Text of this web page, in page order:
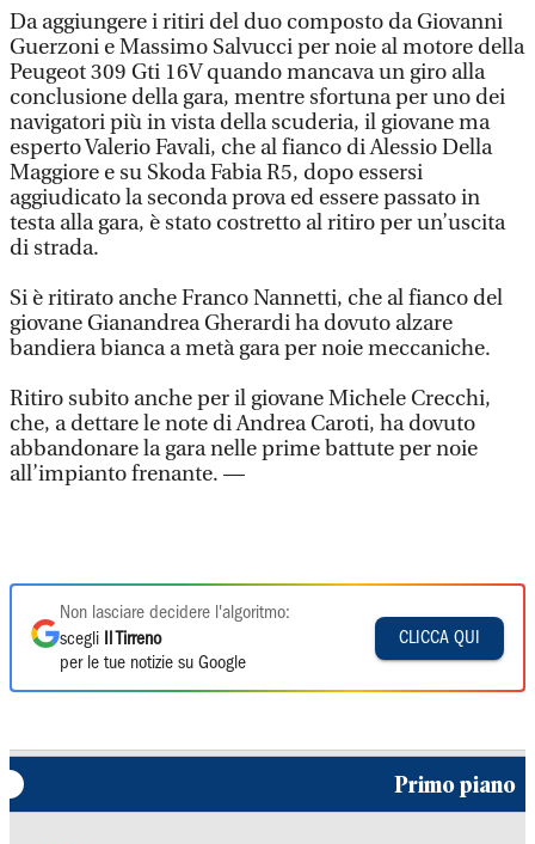
Da aggiungere i ritiri del duo composto da Giovanni
Guerzoni e Massimo Salvucci per noie al motore della
Peugeot 309 Gti 16V quando mancava un giro alla
conclusione della gara, mentre sfortuna per uno dei
navigatori più in vista della scuderia, il giovane ma
esperto Valerio Favali, che al fianco di Alessio Della
Maggiore e su Skoda Fabia R5, dopo essersi
aggiudicato la seconda prova ed essere passato in
testa alla gara, è stato costretto al ritiro per un’uscita
di strada.
Si è ritirato anche Franco Nannetti, che al fianco del
giovane Gianandrea Gherardi ha dovuto alzare
bandiera bianca a metà gara per noie meccaniche.
Ritiro subito anche per il giovane Michele Crecchi,
che, a dettare le note di Andrea Caroti, ha dovuto
abbandonare la gara nelle prime battute per noie
all’impianto frenante. —
Non lasciare decidere l'algoritmo:
scegli
Il Tirreno
per le tue notizie su Google
CLICCA QUI
Primo piano